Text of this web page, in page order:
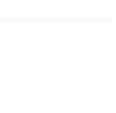
sử dụng trên đá ốp lát hay đá